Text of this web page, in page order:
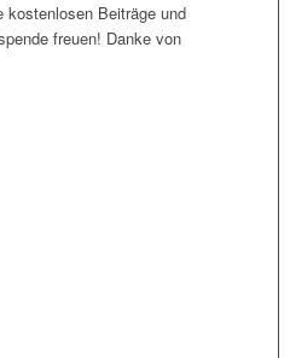
Beiträge und
freuen! Danke von